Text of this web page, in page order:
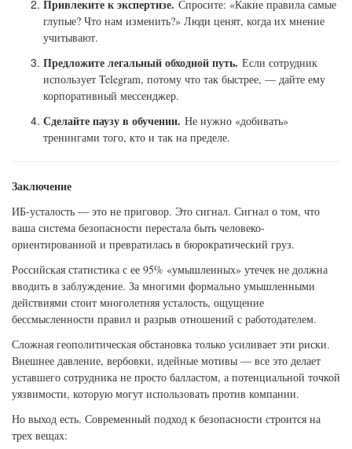
Привлеките к экспертизе. Спросите: «Какие правила самые
глупые? Что нам изменить?» Люди ценят, когда их мнение
учитывают.
Предложите легальный обходной путь. Если сотрудник
использует Telegram, потому что так быстрее, — дайте ему
корпоративный мессенджер.
Сделайте паузу в обучении. Не нужно «добивать»
тренингами того, кто и так на пределе.
Заключение
ИБ-усталость — это не приговор. Это сигнал. Сигнал о том, что
ваша система безопасности перестала быть человеко-
ориентированной и превратилась в бюрократический груз.
Российская статистика с ее 95% «умышленных» утечек не должна
вводить в заблуждение. За многими формально умышленными
действиями стоит многолетняя усталость, ощущение
бессмысленности правил и разрыв отношений с работодателем.
Сложная геополитическая обстановка только усиливает эти риски.
Внешнее давление, вербовки, идейные мотивы — все это делает
уставшего сотрудника не просто балластом, а потенциальной точкой
уязвимости, которую могут использовать против компании.
Но выход есть. Современный подход к безопасности строится на
трех вещах: